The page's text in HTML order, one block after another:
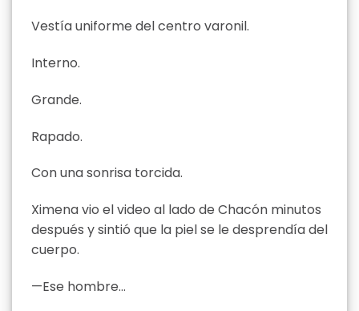
Vestía uniforme del centro varonil.
Interno.
Grande.
Rapado.
Con una sonrisa torcida.
Ximena vio el video al lado de Chacón minutos
después y sintió que la piel se le desprendía del
cuerpo.
—Ese hombre…